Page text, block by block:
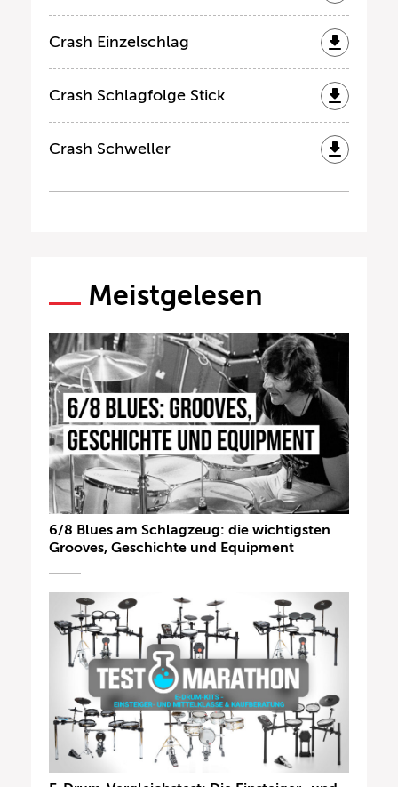
Crash Einzelschlag
Crash Schlagfolge Stick
Crash Schweller
Meistgelesen
6/8 Blues am Schlagzeug: die wichtigsten
Grooves, Geschichte und Equipment